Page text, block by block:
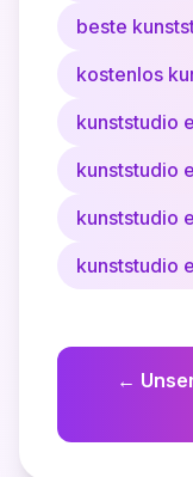
beste
kostenlos
kunststudio
kunststudio
kunststudio
kunststudio
←